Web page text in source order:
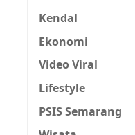
Kendal
Ekonomi
Video Viral
Lifestyle
PSIS Semarang